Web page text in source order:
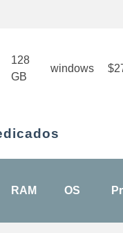
128
GB
windows
RAM OS